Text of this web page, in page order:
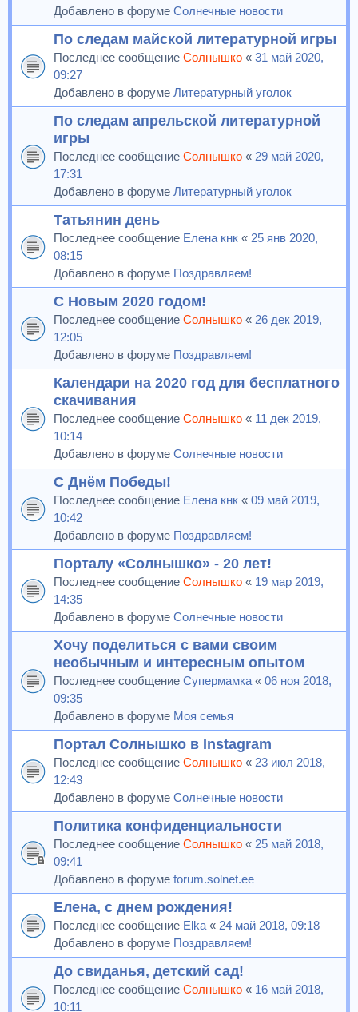
Добавлено в форуме Солнечные новости
По следам майской литературной игры
Последнее сообщение Солнышко « 31 май 2020,
09:27
Добавлено в форуме Литературный уголок
По следам апрельской литературной
игры
Последнее сообщение Солнышко « 29 май 2020,
17:31
Добавлено в форуме Литературный уголок
Татьянин день
Последнее сообщение Елена кнк « 25 янв 2020,
08:15
Добавлено в форуме Поздравляем!
С Новым 2020 годом!
Последнее сообщение Солнышко « 26 дек 2019,
12:05
Добавлено в форуме Поздравляем!
Календари на 2020 год для бесплатного
скачивания
Последнее сообщение Солнышко « 11 дек 2019,
10:14
Добавлено в форуме Солнечные новости
С Днём Победы!
Последнее сообщение Елена кнк « 09 май 2019,
10:42
Добавлено в форуме Поздравляем!
Порталу «Солнышко» - 20 лет!
Последнее сообщение Солнышко « 19 мар 2019,
14:35
Добавлено в форуме Солнечные новости
Хочу поделиться с вами своим
необычным и интересным опытом
Последнее сообщение Супермамка « 06 ноя 2018,
09:35
Добавлено в форуме Моя семья
Портал Солнышко в Instagram
Последнее сообщение Солнышко « 23 июл 2018,
12:43
Добавлено в форуме Солнечные новости
Политика конфиденциальности
Последнее сообщение Солнышко « 25 май 2018,
09:41
Добавлено в форуме forum.solnet.ee
Елена, с днем рождения!
Последнее сообщение Elka « 24 май 2018, 09:18
Добавлено в форуме Поздравляем!
До свиданья, детский сад!
Последнее сообщение Солнышко « 16 май 2018,
10:11